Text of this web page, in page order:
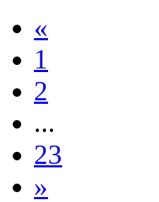
«
1
2
...
23
»